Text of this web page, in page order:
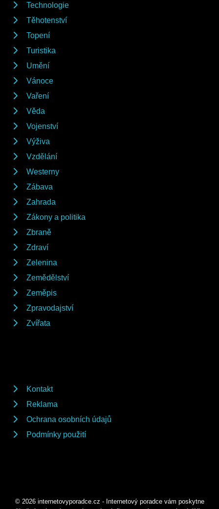
Technologie
Těhotenství
Topení
Turistika
Umění
Vánoce
Vaření
Věda
Vojenství
Výživa
Vzdělání
Westerny
Zábava
Zahrada
Zákony a politika
Zbraně
Zdraví
Zelenina
Zemědělství
Zeměpis
Zpravodajství
Zvířata
Kontakt
Reklama
Ochrana osobních údajů
Podmínky použití
© 2026 internetovyporadce.cz - Internetový poradce vám poskytne